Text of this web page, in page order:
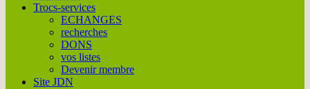
Trocs-services
ECHANGES
recherches
DONS
vos listes
Devenir membre
Site JDN